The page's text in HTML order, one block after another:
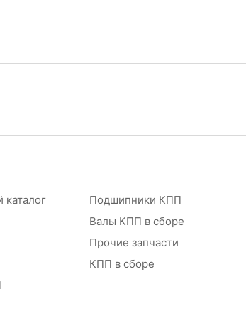
каталог
Подшипники КПП
Валы КПП в сборе
Прочие запчасти
КПП в сборе